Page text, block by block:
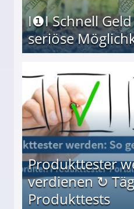
I❶I Schnell
seriöse
Produkttester
verdienen ↻
Produkttests